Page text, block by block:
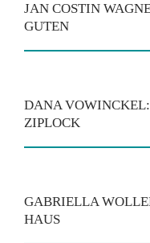
JAN COSTIN
GUTEN
DANA
ZIPLOCK
GABRIELLA
HAUS